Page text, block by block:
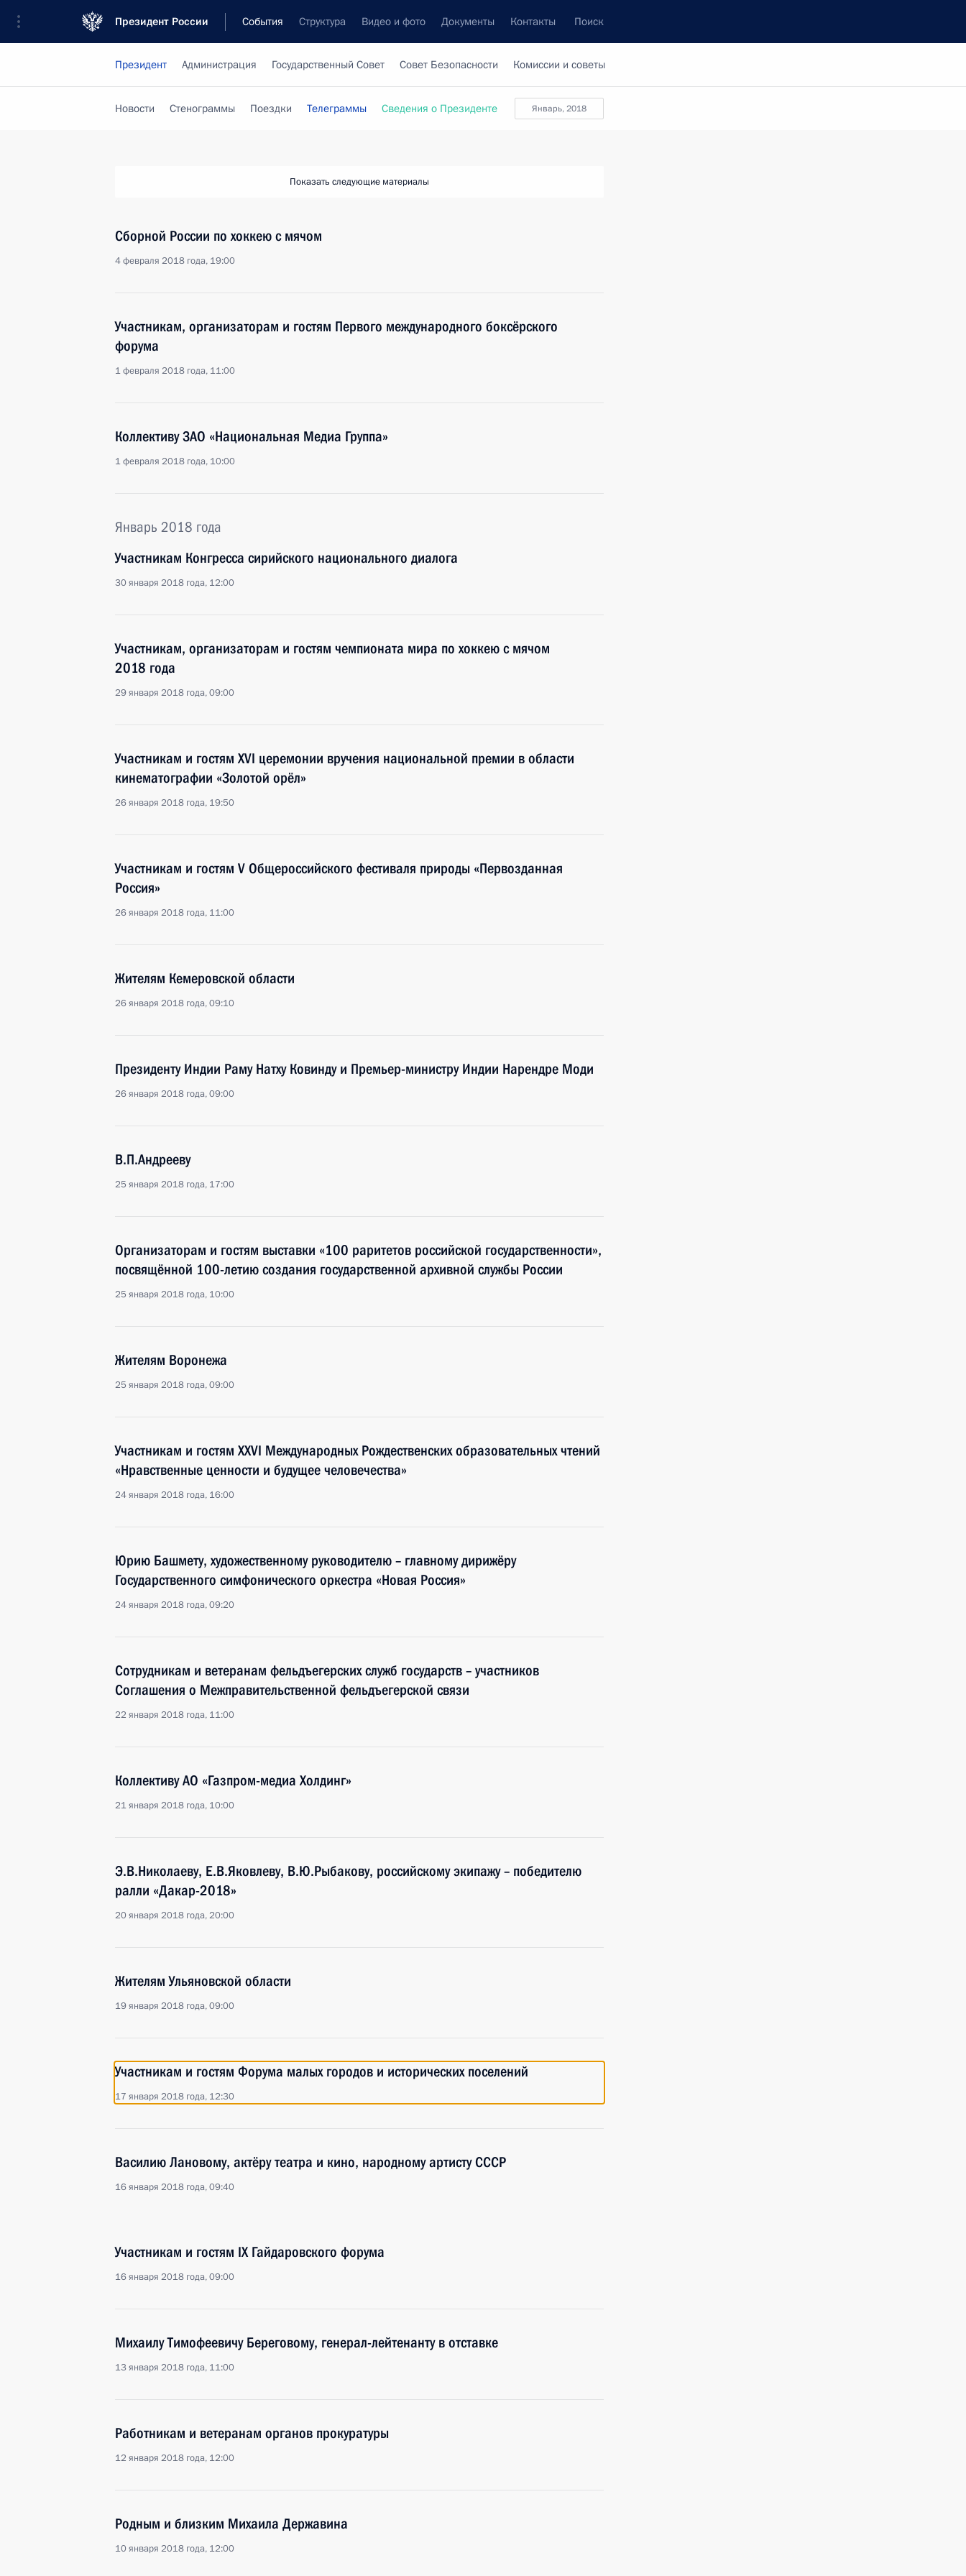
Президент России События Структура Видео и фото Документы Контакты Поиск
Президент Администрация Государственный Совет Совет Безопасности Комиссии и советы
январь, 2018
Новости Стенограммы Поездки Телеграммы Сведения о Президенте
Показать следующие материалы
Сборной России по хоккею с мячом
4 февраля 2018 года, 19:00
Участникам, организаторам и гостям Первого международного боксёрского
форума
1 февраля 2018 года, 11:00
Коллективу ЗАО «Национальная Медиа Группа»
1 февраля 2018 года, 10:00
Январь 2018 года
Участникам Конгресса сирийского национального диалога
30 января 2018 года, 12:00
Участникам, организаторам и гостям чемпионата мира по хоккею с мячом
2018 года
29 января 2018 года, 09:00
Участникам и гостям XVI церемонии вручения национальной премии в области
кинематографии «Золотой орёл»
26 января 2018 года, 19:50
Участникам и гостям V Общероссийского фестиваля природы «Первозданная
Россия»
26 января 2018 года, 11:00
Жителям Кемеровской области
26 января 2018 года, 09:10
Президенту Индии Раму Натху Ковинду и Премьер-министру Индии Нарендре Моди
26 января 2018 года, 09:00
В.П.Андрееву
25 января 2018 года, 17:00
Организаторам и гостям выставки «100 раритетов российской государственности»,
посвящённой 100-летию создания государственной архивной службы России
25 января 2018 года, 10:00
Жителям Воронежа
25 января 2018 года, 09:00
Участникам и гостям XXVI Международных Рождественских образовательных чтений
«Нравственные ценности и будущее человечества»
24 января 2018 года, 16:00
Юрию Башмету, художественному руководителю – главному дирижёру
Государственного симфонического оркестра «Новая Россия»
24 января 2018 года, 09:20
Сотрудникам и ветеранам фельдъегерских служб государств – участников
Соглашения о Межправительственной фельдъегерской связи
22 января 2018 года, 11:00
Коллективу АО «Газпром-медиа Холдинг»
21 января 2018 года, 10:00
Э.В.Николаеву, Е.В.Яковлеву, В.Ю.Рыбакову, российскому экипажу – победителю
ралли «Дакар-2018»
20 января 2018 года, 20:00
Жителям Ульяновской области
19 января 2018 года, 09:00
Участникам и гостям Форума малых городов и исторических поселений
17 января 2018 года, 12:30
Василию Лановому, актёру театра и кино, народному артисту СССР
16 января 2018 года, 09:40
Участникам и гостям IX Гайдаровского форума
16 января 2018 года, 09:00
Михаилу Тимофеевичу Береговому, генерал-лейтенанту в отставке
13 января 2018 года, 11:00
Работникам и ветеранам органов прокуратуры
12 января 2018 года, 12:00
Родным и близким Михаила Державина
10 января 2018 года, 12:00